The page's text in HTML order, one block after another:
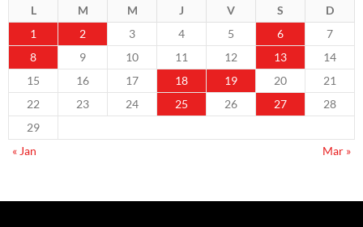
L M M J V S
D
1
2 3 4 5 6
7
8
9 10 11 12 13
14
15
16 17 18 19 20
21
22
23 24 25 26 27
28
29
« Jan
Mar »